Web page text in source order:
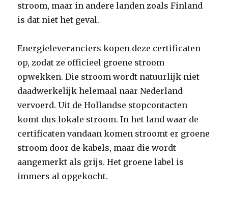
stroom, maar in andere landen zoals Finland
is dat niet het geval.
Energieleveranciers kopen deze certificaten
op, zodat ze officieel groene stroom
opwekken. Die stroom wordt natuurlijk niet
daadwerkelijk helemaal naar Nederland
vervoerd. Uit de Hollandse stopcontacten
komt dus lokale stroom. In het land waar de
certificaten vandaan komen stroomt er groene
stroom door de kabels, maar die wordt
aangemerkt als grijs. Het groene label is
immers al opgekocht.